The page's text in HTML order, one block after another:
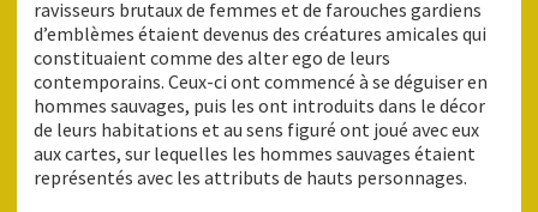
ravisseurs brutaux de femmes et de farouches gardiens
d’emblèmes étaient devenus des créatures amicales qui
constituaient comme des alter ego de leurs
contemporains. Ceux-ci ont commencé à se déguiser en
hommes sauvages, puis les ont introduits dans le décor
de leurs habitations et au sens figuré ont joué avec eux
aux cartes, sur lequelles les hommes sauvages étaient
représentés avec les attributs de hauts personnages.